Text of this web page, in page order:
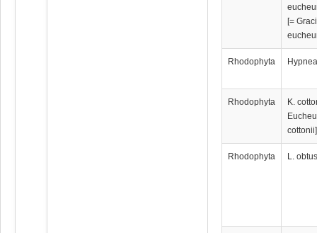
[=
Rhodophyta
Rhodophyta
K.
cottonii]
Rhodophyta L.